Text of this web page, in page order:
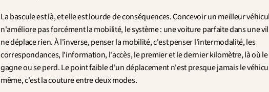
La bascule est là, et elle est lourde de conséquences. Concevoir un meilleur
n'améliore pas forcément la mobilité, le système : une voiture parfaite dans une
ne déplace rien. À l'inverse, penser la mobilité, c'est penser l'intermodalité, les
correspondances, l'information, l'accès, le premier et le dernier kilomètre, là où le
gagne ou se perd. Le point faible d'un déplacement n'est presque jamais le
même, c'est la couture entre deux modes.